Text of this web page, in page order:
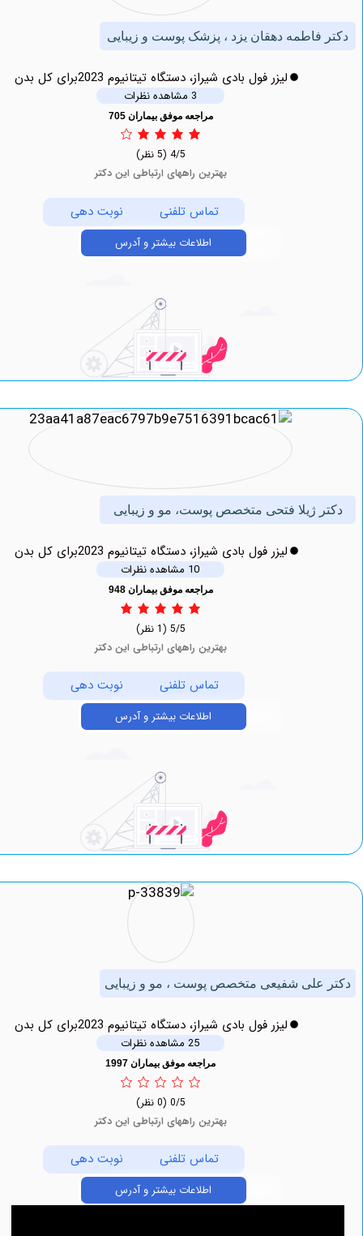
دهقان یزد ، پزشک پوست و زیبایی
لیزر فول بادی شیراز، دستگاه تیتانیوم 2023برای کل بدن
مراجعه موفق بیماران 705
بهترین راههای ارتباطی این دکتر
تماس تلفنی نوبت دهی
اطلاعات بیشتر و آدرس
ژیلا فتحی متخصص پوست، مو و زیبایی
لیزر فول بادی شیراز، دستگاه تیتانیوم 2023برای کل بدن
مراجعه موفق بیماران 948
بهترین راههای ارتباطی این دکتر
تماس تلفنی نوبت دهی
اطلاعات بیشتر و آدرس
شفیعی متخصص پوست ، مو و زیبایی
لیزر فول بادی شیراز، دستگاه تیتانیوم 2023برای کل بدن
مراجعه موفق بیماران 1997
بهترین راههای ارتباطی این دکتر
تماس تلفنی نوبت دهی
اطلاعات بیشتر و آدرس